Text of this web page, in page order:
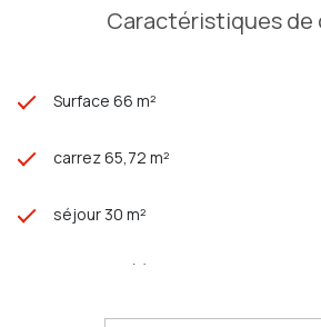
Caractéristiques de
Surface 66 m²
carrez 65,72 m²
séjour 30 m²
1 chambre(s)